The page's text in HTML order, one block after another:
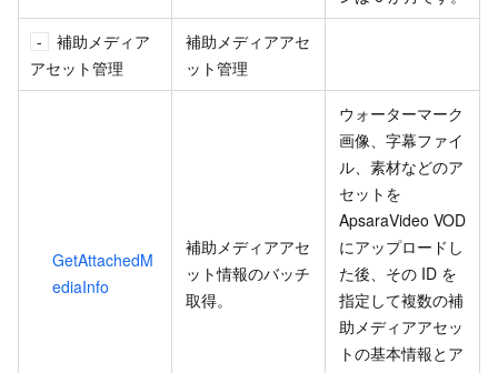
補助メディア
アセット管理
補助メディアアセ
ット管理
GetAttachedM
ediaInfo
補助メディアアセ
ット情報のバッチ
取得。
ウォーターマーク
画像、字幕ファイ
ル、素材などのア
セットを
ApsaraVideo VOD
にアップロードし
た後、その ID を
指定して複数の補
助メディアアセッ
トの基本情報とア